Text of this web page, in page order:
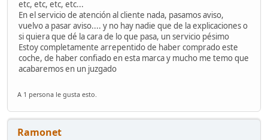
etc, etc, etc, etc...
En el servicio de atención al cliente nada, pasamos aviso,
vuelvo a pasar aviso.... y no hay nadie que de la explicaciones o
si quiera que dé la cara de lo que pasa, un servicio pésimo
Estoy completamente arrepentido de haber comprado este
coche, de haber confiado en esta marca y mucho me temo que
acabaremos en un juzgado
A 1 persona le gusta esto.
Ramonet